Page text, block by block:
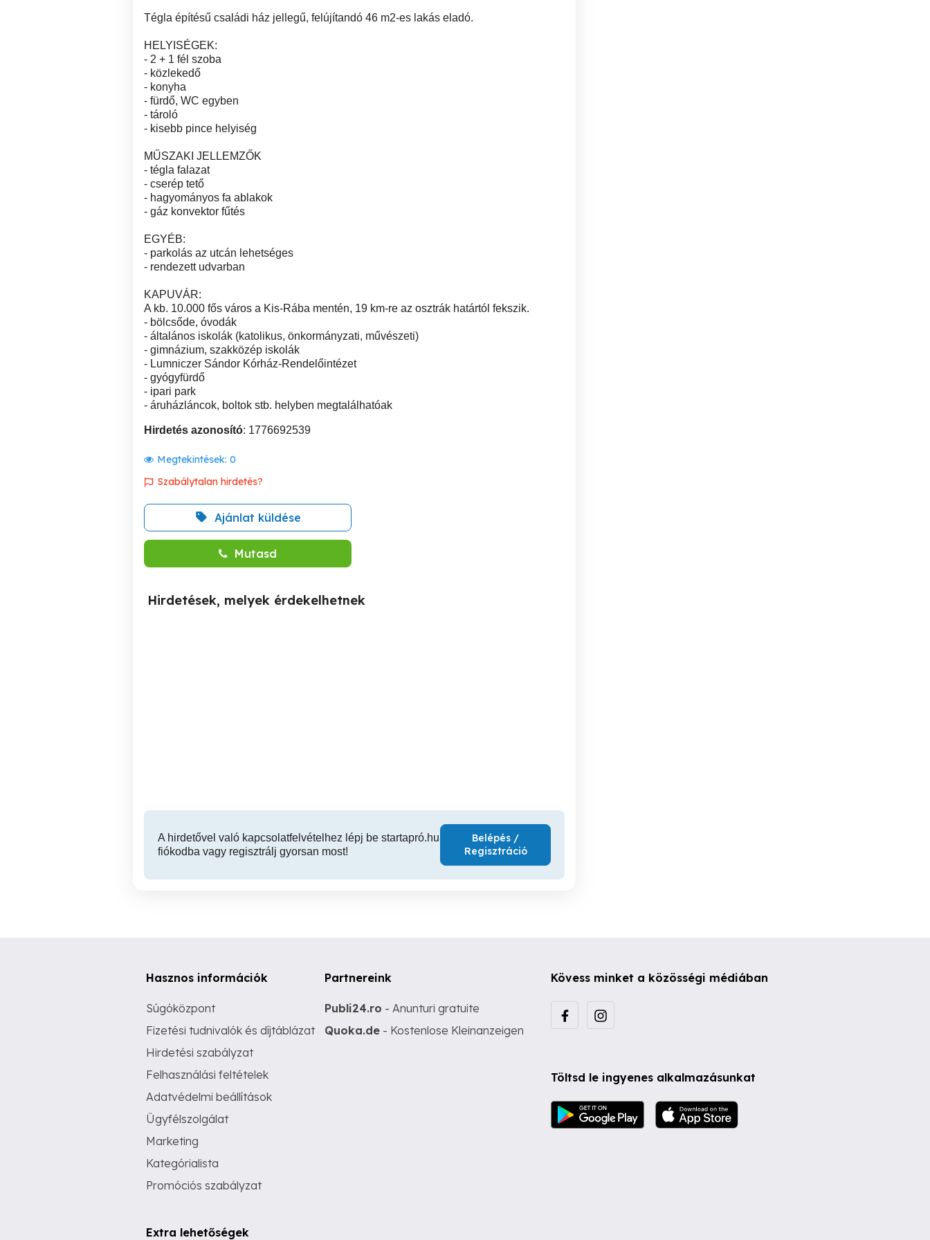
Tégla építésű családi ház jellegű, felújítandó 46 m2-es lakás eladó.
HELYISÉGEK:
- 2 + 1 fél szoba
- közlekedő
- konyha
- fürdő, WC egyben
- tároló
- kisebb pince helyiség
MŰSZAKI JELLEMZŐK
- tégla falazat
- cserép tető
- hagyományos fa ablakok
- gáz konvektor fűtés
EGYÉB:
- parkolás az utcán lehetséges
- rendezett udvarban
KAPUVÁR:
A kb. 10.000 fős város a Kis-Rába mentén, 19 km-re az osztrák határtól fekszik.
- bölcsőde, óvodák
- általános iskolák (katolikus, önkormányzati, művészeti)
- gimnázium, szakközép iskolák
- Lumniczer Sándor Kórház-Rendelőintézet
- gyógyfürdő
- ipari park
- áruházláncok, boltok stb. helyben megtalálhatóak
Hirdetés azonosító: 1776692539
Megtekintések: 0
Szabálytalan hirdetés?
Ajánlat küldése
Mutasd
Hirdetések, melyek érdekelhetnek
A hirdetővel való kapcsolatfelvételhez lépj be startapró.hu
fiókodba vagy regisztrálj gyorsan most!
Belépés /
Regisztráció
Hasznos információk
Súgóközpont
Fizetési tudnivalók és díjtáblázat
Hirdetési szabályzat
Felhasználási feltételek
Adatvédelmi beállítások
Ügyfélszolgálat
Marketing
Kategórialista
Promóciós szabályzat
Extra lehetőségek
Partnereink
Publi24.ro - Anunturi gratuite
Quoka.de - Kostenlose Kleinanzeigen
Kövess minket a közösségi médiában
Töltsd le ingyenes alkalmazásunkat